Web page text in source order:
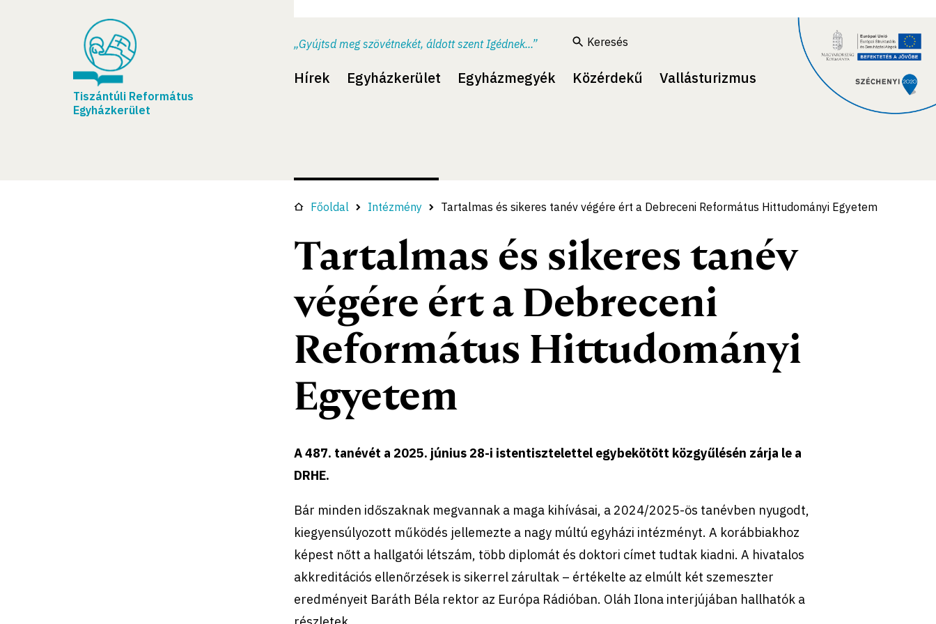
Tiszántúli Református
Egyházkerület
„Gyújtsd meg szövétnekét, áldott szent Igédnek...” Keresés
Hírek Egyházkerület Egyházmegyék Közérdekű Vallásturizmus
Főoldal Intézmény Tartalmas és sikeres tanév végére ért a Debreceni Református Hittudományi Egyetem
Tartalmas és sikeres tanév
végére ért a Debreceni
Református Hittudományi
Egyetem
A 487. tanévét a 2025. június 28-i istentisztelettel egybekötött közgyűlésén zárja le a
DRHE.
Bár minden időszaknak megvannak a maga kihívásai, a 2024/2025-ös tanévben nyugodt,
kiegyensúlyozott működés jellemezte a nagy múltú egyházi intézményt. A korábbiakhoz
képest nőtt a hallgatói létszám, több diplomát és doktori címet tudtak kiadni. A hivatalos
akkreditációs ellenőrzések is sikerrel zárultak – értékelte az elmúlt két szemeszter
eredményeit Baráth Béla rektor az Európa Rádióban. Oláh Ilona interjújában hallhatók a